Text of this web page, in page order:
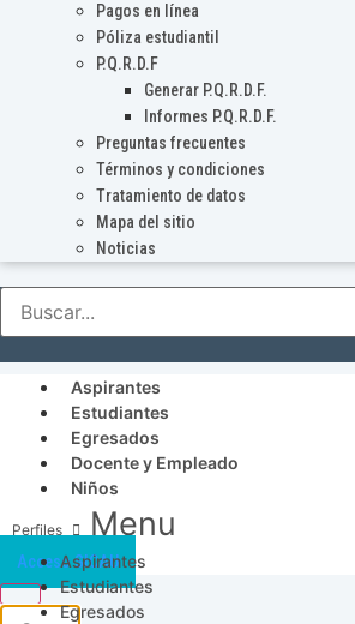
Pagos en línea
Póliza estudiantil
P.Q.R.D.F
Generar P.Q.R.D.F.
Informes P.Q.R.D.F.
Preguntas frecuentes
Términos y condiciones
Tratamiento de datos
Mapa del sitio
Noticias
Aspirantes
Estudiantes
Egresados
Docente y Empleado
Niños
Menu
Aspirantes
Estudiantes
Egresados
Acceso SICAU